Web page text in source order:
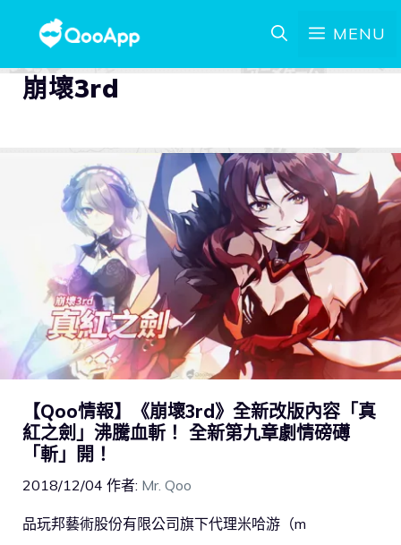
MENU
崩壞3rd
【Qoo情報】《崩壞3rd》全新改版內容「真
紅之劍」沸騰血斬！ 全新第九章劇情磅礡
「斬」開！
2018/12/04 作者: Mr. Qoo
品玩邦藝術股份有限公司旗下代理米哈游（m